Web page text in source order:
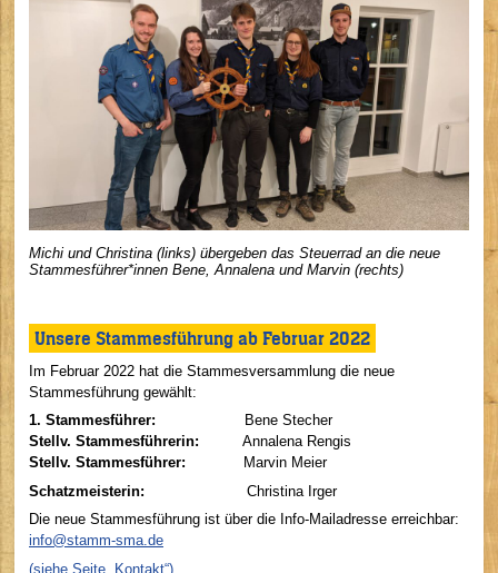
Michi und Christina (links) übergeben das Steuerrad an die neue
Stammesführer*innen Bene, Annalena und Marvin (rechts)
Unsere Stammesführung ab Februar 2022
Im Februar 2022 hat die Stammesversammlung die neue
Stammesführung gewählt:
1. Stammesführer:
Bene Stecher
Stellv. Stammesführerin:
Annalena Rengis
Stellv. Stammesführer:
Marvin Meier
Schatzmeisterin: Christina Irger
Die neue Stammesführung ist über die Info-Mailadresse erreichbar:
info@stamm-sma.de
(siehe Seite „Kontakt“)